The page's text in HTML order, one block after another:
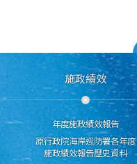
施政績效
年度施政績效報告
原行政院海岸巡防署各年度
施政績效報告歷史資料